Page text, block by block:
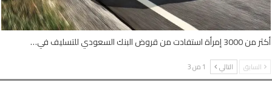
أكثر من 3000 إمرأة استفادت من قروض البنك السعودي للتسليف في…
السابق التالي 1 من 3